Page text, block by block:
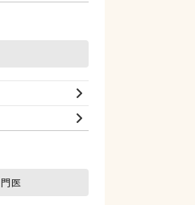
医